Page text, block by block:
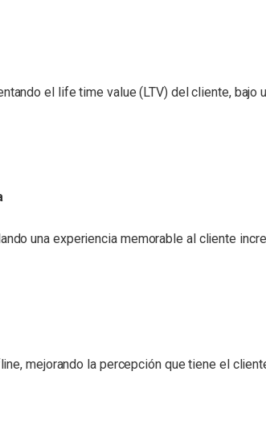
el life time value (LTV) del cliente,
una experiencia memorable al cliente
mejorando la percepción que tiene el